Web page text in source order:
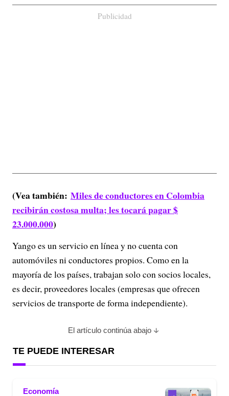
Publicidad
(Vea también: Miles de conductores en Colombia
recibirán costosa multa; les tocará pagar $
23.000.000)
Yango es un servicio en línea y no cuenta con
automóviles ni conductores propios. Como en la
mayoría de los países, trabajan solo con socios locales,
es decir, proveedores locales (empresas que ofrecen
servicios de transporte de forma independiente).
El artículo continúa abajo
TE PUEDE INTERESAR
Economía